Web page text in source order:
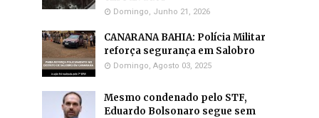
Domingo, Junho 21, 2026
CANARANA BAHIA: Polícia Militar
reforça segurança em Salobro
Domingo, Agosto 03, 2025
Mesmo condenado pelo STF,
Eduardo Bolsonaro segue sem